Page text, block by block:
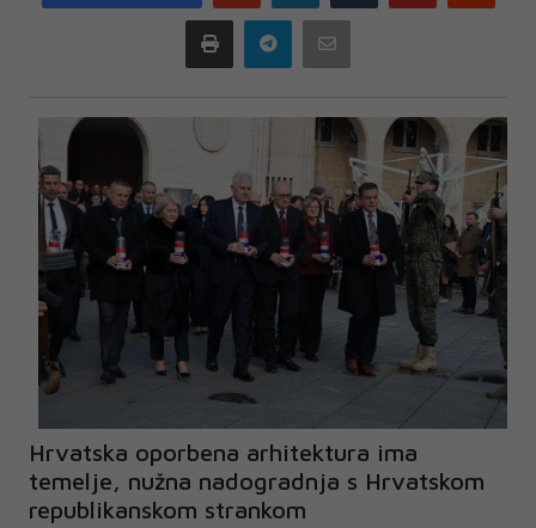
Print Telegram
Hrvatska oporbena arhitektura ima
temelje, nužna nadogradnja s Hrvatskom
republikanskom strankom